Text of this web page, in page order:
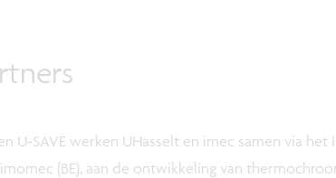
U-SAVE werken UHasselt en imec samen via
(BE), aan de ontwikkeling van